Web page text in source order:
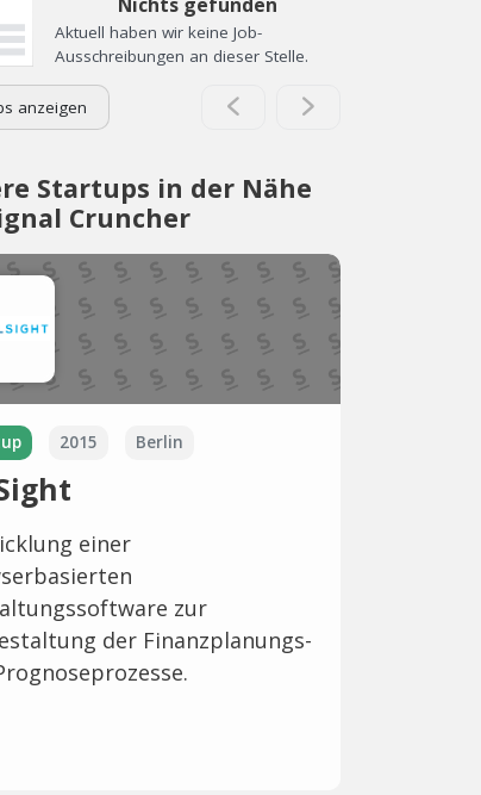
Aktuell haben wir keine Job-
Ausschreibungen an dieser Stelle.
anzeigen
Startups in der Nähe
Cruncher
2015 Berlin
einer
zur
der Finanzplanungs-